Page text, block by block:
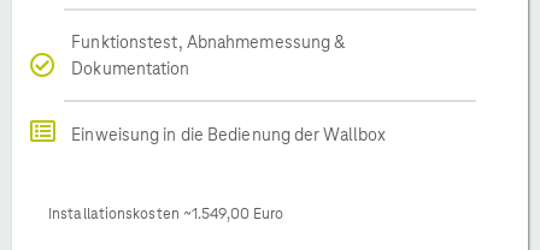
Funktionstest, Abnahmemessung &
Dokumentation
Einweisung in die Bedienung der Wallbox
Installationskosten ~1.549,00 Euro